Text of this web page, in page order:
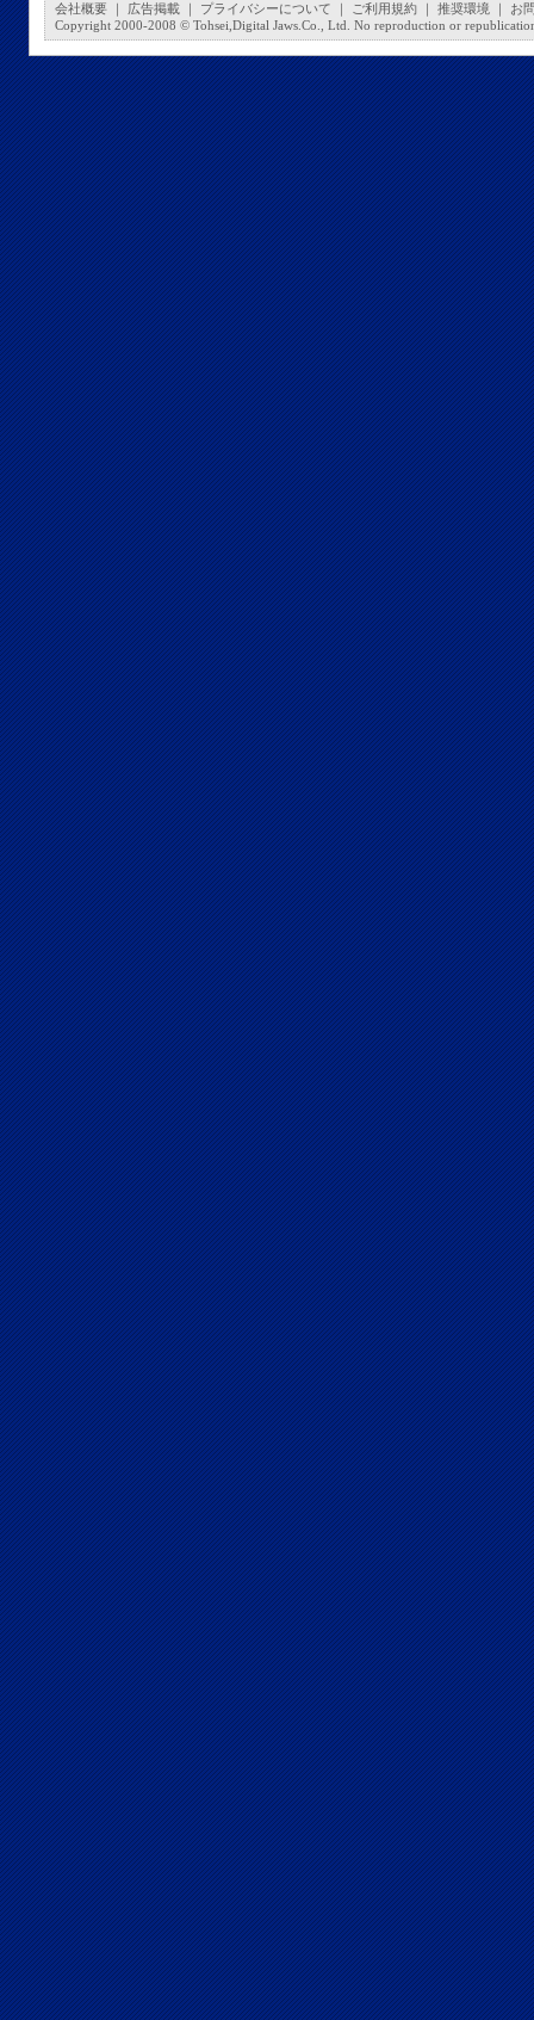
会社概要 広告掲載 プライバシーについて ご利用規約 推奨環境
お
Copyright 2000-2008 © Tohsei,Digital Jaws.Co., Ltd. No reproduction or